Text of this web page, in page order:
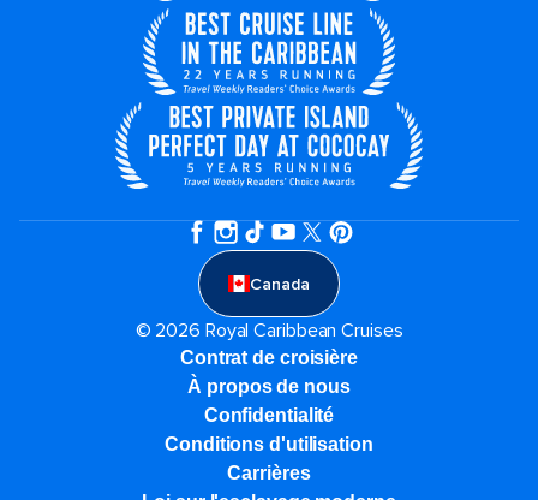
Canada
© 2026 Royal Caribbean Cruises
Contrat de croisière
À propos de nous
Confidentialité
Conditions d'utilisation
Carrières